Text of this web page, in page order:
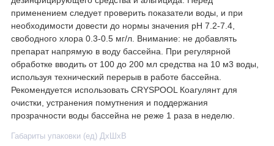
применением следует проверить показатели воды, и при
необходимости довести до нормы значения рН 7.2-7.4,
свободного хлора 0.3-0.5 мг/л. Внимание: не добавлять
препарат напрямую в воду бассейна. При регулярной
обработке вводить от 100 до 200 мл средства на 10 м3 воды,
используя технический перерыв в работе бассейна.
Рекомендуется использовать CRYSPOOL Коагулянт для
очистки, устранения помутнения и поддержания
прозрачности воды бассейна не реже 1 раза в неделю.
Габариты упаковки (ед) ДхШхВ